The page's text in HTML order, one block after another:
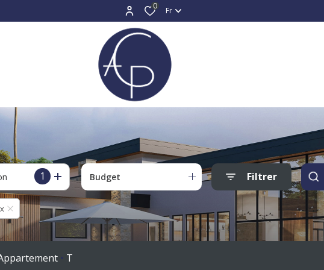
0 Fr
1 Budget Filtrer
Appartement T